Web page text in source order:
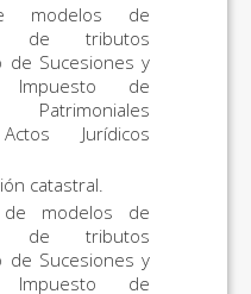
modelos de
de tributos
de Sucesiones y
Impuesto de
Patrimoniales
Jurídicos
catastral.
de modelos de
de tributos
de Sucesiones y
Impuesto de